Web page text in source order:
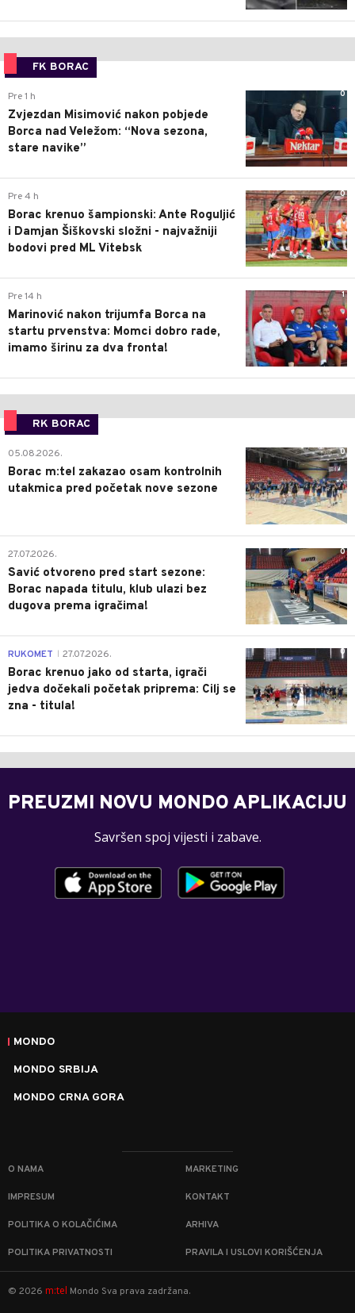
FK BORAC
0
Pre 1 h
Zvjezdan Misimović nakon pobjede
Borca nad Veležom: “Nova sezona,
stare navike”
0
Pre 4 h
Borac krenuo šampionski: Ante Roguljić
i Damjan Šiškovski složni - najvažniji
bodovi pred ML Vitebsk
1
Pre 14 h
Marinović nakon trijumfa Borca na
startu prvenstva: Momci dobro rade,
imamo širinu za dva fronta!
RK BORAC
0
05.08.2026.
Borac m:tel zakazao osam kontrolnih
utakmica pred početak nove sezone
0
27.07.2026.
Savić otvoreno pred start sezone:
Borac napada titulu, klub ulazi bez
dugova prema igračima!
0
RUKOMET 27.07.2026.
Borac krenuo jako od starta, igrači
jedva dočekali početak priprema: Cilj se
zna - titula!
PREUZMI NOVU MONDO APLIKACIJU
Savršen spoj vijesti i zabave.
MONDO
MONDO SRBIJA
MONDO CRNA GORA
O NAMA MARKETING
IMPRESUM KONTAKT
POLITIKA O KOLAČIĆIMA ARHIVA
POLITIKA PRIVATNOSTI PRAVILA I USLOVI KORIŠĆENJA
© 2026 m:tel Mondo Sva prava zadržana.